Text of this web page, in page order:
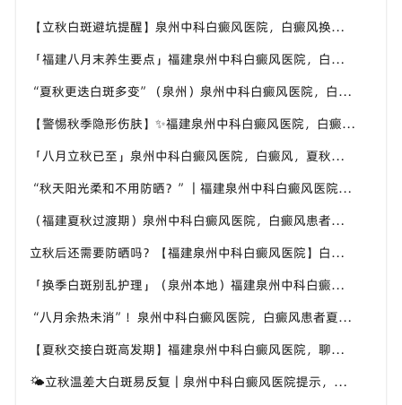
【立秋白斑避坑提醒】泉州中科白癜风医院，白癜风换季养护，避开误区少走弯路
「福建八月末养生要点」福建泉州中科白癜风医院，白癜风，合理运动助力身体状态
“夏秋更迭白斑多变”（泉州）泉州中科白癜风医院，白癜风，早留意皮肤异常变化
【警惕秋季隐形伤肤】✨福建泉州中科白癜风医院，白癜风，秋风也会给皮肤带来刺激
「八月立秋已至」泉州中科白癜风医院，白癜风，夏秋交替做好养护，助力白斑维稳
“秋天阳光柔和不用防晒？”｜福建泉州中科白癜风医院，白癜风这个想法是错误的
（福建夏秋过渡期）泉州中科白癜风医院，白癜风患者，不要随意更换外用护肤产品
立秋后还需要防晒吗？【福建泉州中科白癜风医院】白癜风人群夏秋防晒切勿直接摆烂
「换季白斑别乱护理」（泉州本地）福建泉州中科白癜风医院，教你平稳度过夏秋转换时节
“八月余热未消”！泉州中科白癜风医院，白癜风患者夏秋交替，这几件事要记牢
【夏秋交接白斑高发期】福建泉州中科白癜风医院，聊聊入秋后白癜风该如何科学照料
🌤立秋温差大白斑易反复｜泉州中科白癜风医院提示，换季时期白斑养护千万别松懈